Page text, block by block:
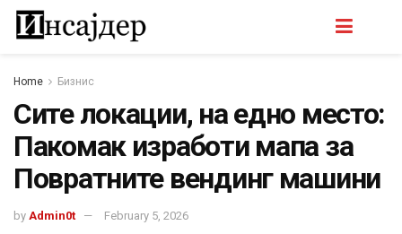
Home Бизнис
Сите локации, на едно место:
Пакомак изработи мапа за
Повратните вендинг машини
by Admin0t February 5, 2026